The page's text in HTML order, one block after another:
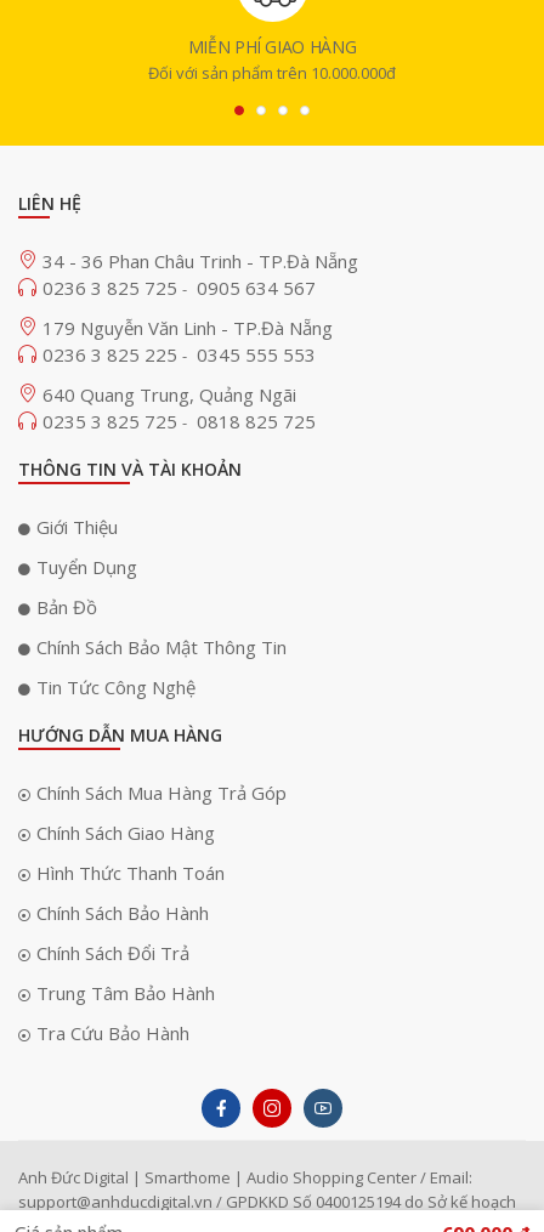
Độ tải trọng lên đến 5kg
Khả năng chịu tải ấn tượng Với trọng lượng nhẹ nhưng
có khả năng chịu tải lên đến 5kg. Điều này cho phép người dùng sử
Tính di động cao Một trong những ưu điểm lớn nhất của
Nanlite LS288
đèn này có thể thu gọn thành kích thước nhỏ gọn, thuận tiện cho việc di
chuyển đến các địa điểm chụp ảnh hoặc quay phim ngoài trời. Bạn có
lượng hay kích thước cồng kềnh.
MIỄN PHÍ GIAO HÀNG
Đối với sản phẩm trên 10.000.000đ
LIÊN HỆ
34 - 36 Phan Châu Trinh - TP.Đà Nẵng
0236 3 825 725 - 0905 634 567
179 Nguyễn Văn Linh - TP.Đà Nẵng
0236 3 825 225 - 0345 555 553
640 Quang Trung, Quảng Ngãi
0235 3 825 725 - 0818 825 725
THÔNG TIN VÀ TÀI KHOẢN
Giới Thiệu
Tuyển Dụng
Bản Đồ
Chính Sách Bảo Mật Thông Tin
Tin Tức Công Nghệ
HƯỚNG DẪN MUA HÀNG
Chính Sách Mua Hàng Trả Góp
Chính Sách Giao Hàng
Hình Thức Thanh Toán
Chính Sách Bảo Hành
Chính Sách Đổi Trả
Trung Tâm Bảo Hành
Tra Cứu Bảo Hành
Anh Đức Digital | Smarthome | Audio Shopping Center / Email:
support@anhducdigital.vn / GPDKKD Số 0400125194 do Sở kế hoạch
đầu tư TP Đà Nẵng cấp ngày 22/4/1996